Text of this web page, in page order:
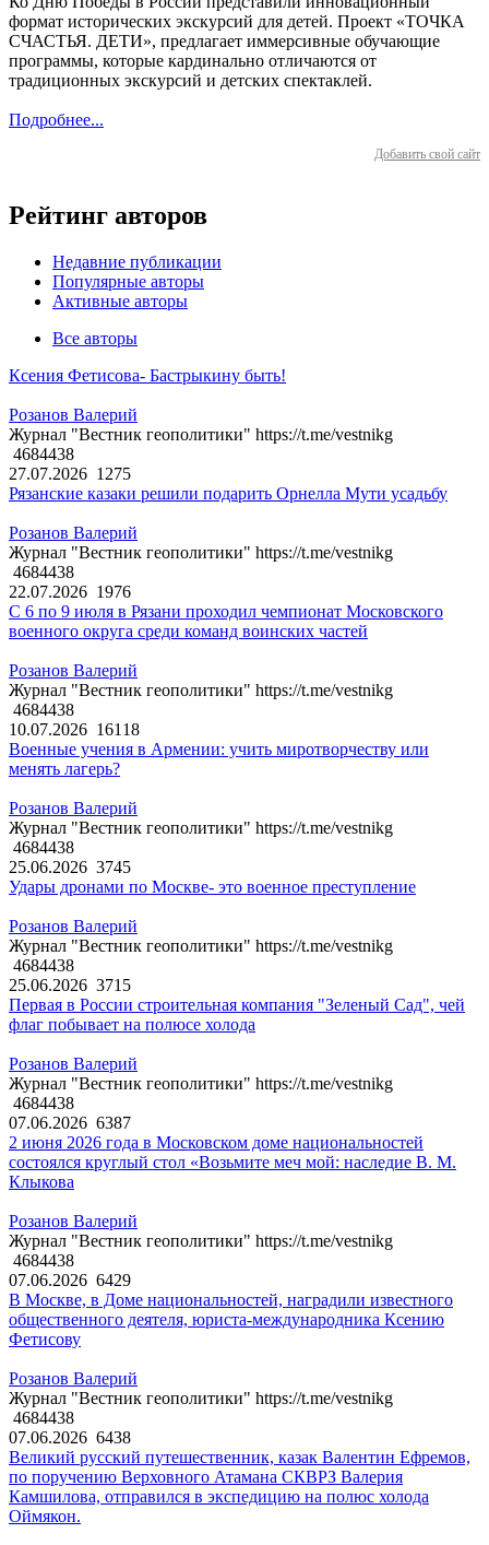
формат исторических экскурсий для детей. Проект «ТОЧКА
СЧАСТЬЯ. ДЕТИ», предлагает иммерсивные обучающие
программы, которые кардинально отличаются от
традиционных экскурсий и детских спектаклей.
Подробнее...
Добавить свой сайт
Рейтинг авторов
Недавние публикации
Популярные авторы
Активные авторы
Все авторы
Ксения Фетисова- Бастрыкину быть!
Розанов Валерий
Журнал "Вестник геополитики" https://t.me/vestnikg
4684438
27.07.2026 1275
Рязанские казаки решили подарить Орнелла Мути усадьбу
Розанов Валерий
Журнал "Вестник геополитики" https://t.me/vestnikg
4684438
22.07.2026 1976
С 6 по 9 июля в Рязани проходил чемпионат Московского
военного округа среди команд воинских частей
Розанов Валерий
Журнал "Вестник геополитики" https://t.me/vestnikg
4684438
10.07.2026 16118
Военные учения в Армении: учить миротворчеству или
менять лагерь?
Розанов Валерий
Журнал "Вестник геополитики" https://t.me/vestnikg
4684438
25.06.2026 3745
Удары дронами по Москве- это военное преступление
Розанов Валерий
Журнал "Вестник геополитики" https://t.me/vestnikg
4684438
25.06.2026 3715
Первая в России строительная компания "Зеленый Сад", чей
флаг побывает на полюсе холода
Розанов Валерий
Журнал "Вестник геополитики" https://t.me/vestnikg
4684438
07.06.2026 6387
2 июня 2026 года в Московском доме национальностей
состоялся круглый стол «Возьмите меч мой: наследие В. М.
Клыкова
Розанов Валерий
Журнал "Вестник геополитики" https://t.me/vestnikg
4684438
07.06.2026 6429
В Москве, в Доме национальностей, наградили известного
общественного деятеля, юриста-международника Ксению
Фетисову
Розанов Валерий
Журнал "Вестник геополитики" https://t.me/vestnikg
4684438
07.06.2026 6438
Великий русский путешественник, казак Валентин Ефремов,
по поручению Верховного Атамана СКВРЗ Валерия
Камшилова, отправился в экспедицию на полюс холода
Оймякон.